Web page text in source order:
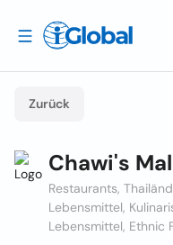
Zurück
Chawi's
Restaurants,
Lebensmittel,
Lebensmittel, Ethnic